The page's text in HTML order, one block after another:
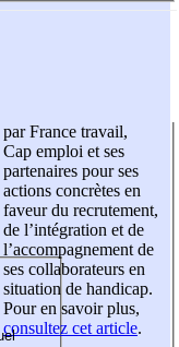
par France travail,
Cap emploi et ses
partenaires pour ses
actions concrètes en
faveur du recrutement,
de l’intégration et de
l’accompagnement de
ses collaborateurs en
situation de handicap.
Pour en savoir plus,
consultez cet article.